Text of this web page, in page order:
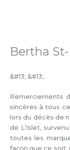
Bertha
&#13; &#13;
Remerciements
sincères à tous
lors du décès de
de L’Islet,
toutes les
façon que ce soit,